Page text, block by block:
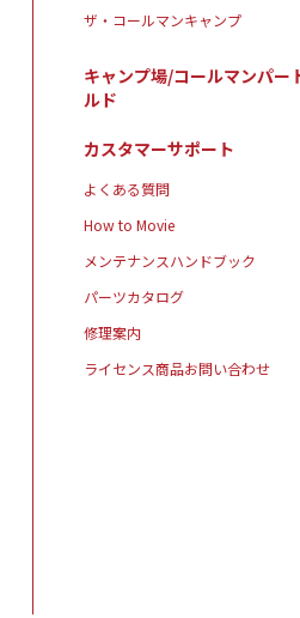
ザ・コールマンキャンプ
キャンプ場/コールマンパー
ルド
カスタマーサポート
よくある質問
How to Movie
メンテナンスハンドブック
パーツカタログ
修理案内
ライセンス商品お問い合わせ